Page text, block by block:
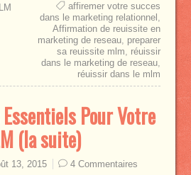
affiremer votre succes
dans le marketing relationnel ,
Affirmation de reuissite en
marketing de reseau, preparer
sa reuissite mlm, réuissir
dans le marketing de reseau,
réuissir dans le mlm
Pour Votre
(la suite)
13, 2015 4 Commentaires